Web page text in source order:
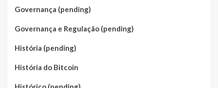
Governança (pending)
Governança e Regulação (pending)
História (pending)
História do Bitcoin